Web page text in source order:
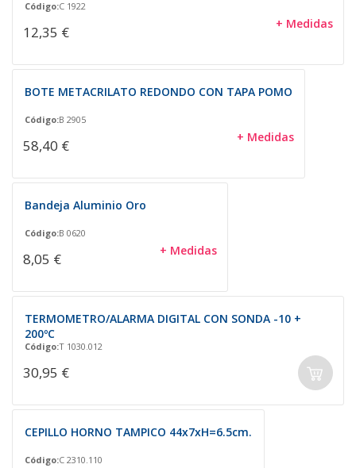
Código:C 1922
12,35 € + Medidas
BOTE METACRILATO REDONDO CON TAPA POMO
Código:B 2905
58,40 € + Medidas
Bandeja Aluminio Oro
Código:B 0620
8,05 € + Medidas
TERMOMETRO/ALARMA DIGITAL CON SONDA -10 +
200ºC
Código:T 1030.012
30,95 €
CEPILLO HORNO TAMPICO 44x7xH=6.5cm.
Código:C 2310.110